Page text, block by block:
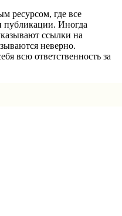
ресурсом, где все
публикации. Иногда
ссылки на
неверно.
всю ответственность за